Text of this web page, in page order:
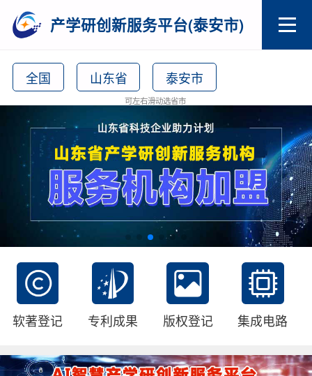
产学研创新服务平台(泰安市)
全国 山东省 泰安市
可左右滑动选省市
软著登记 专利成果 版权登记 集成电路